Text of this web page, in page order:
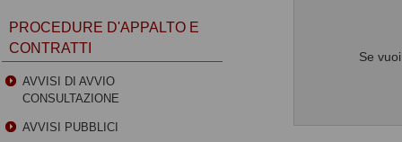
Se
PROCEDURE D'APPALTO E
CONTRATTI
AVVISI DI AVVIO
CONSULTAZIONE
AVVISI PUBBLICI